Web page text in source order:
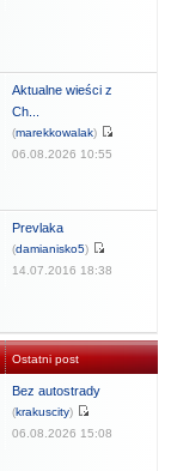
Aktualne wieści z
Ch...
(marekkowalak)
06.08.2026 10:55
Prevlaka
(damianisko5)
14.07.2016 18:38
Ostatni post
Bez autostrady
(krakuscity)
06.08.2026 15:08